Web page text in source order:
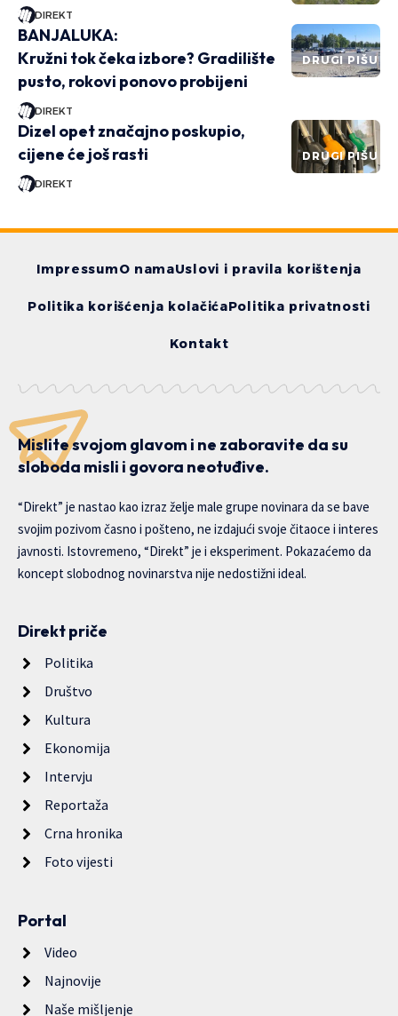
DIREKT
DRUGI PIŠU
BANJALUKA:
Kružni tok čeka izbore? Gradilište
pusto, rokovi ponovo probijeni
DIREKT
DRUGI PIŠU
Dizel opet značajno poskupio,
cijene će još rasti
DIREKT
ImpressumO namaUslovi i pravila korištenja
Politika korišćenja kolačićaPolitika privatnosti
Kontakt
Mislite svojom glavom i ne zaboravite da su
sloboda misli i govora neotuđive.
“Direkt” je nastao kao izraz želje male grupe novinara da se bave
svojim pozivom časno i pošteno, ne izdajući svoje čitaoce i interes
javnosti. Istovremeno, “Direkt” je i eksperiment. Pokazaćemo da
koncept slobodnog novinarstva nije nedostižni ideal.
Direkt priče
Politika
Društvo
Kultura
Ekonomija
Intervju
Reportaža
Crna hronika
Foto vijesti
Portal
Video
Najnovije
Naše mišljenje